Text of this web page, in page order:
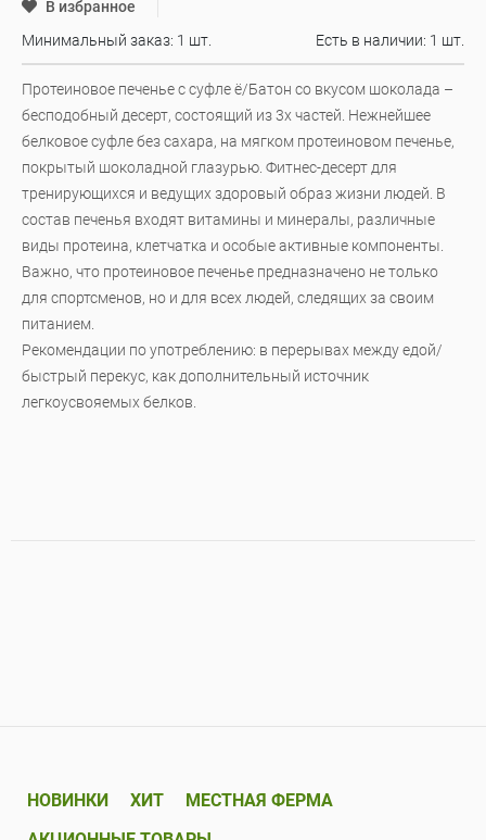
В избранное
Минимальный заказ: 1 шт.
Есть в наличии: 1 шт.
Протеиновое печенье с суфле ё/Батон со вкусом шоколада –
бесподобный десерт, состоящий из 3х частей. Нежнейшее
белковое суфле без сахара, на мягком протеиновом печенье,
покрытый шоколадной глазурью. Фитнес-десерт для
тренирующихся и ведущих здоровый образ жизни людей. В
состав печенья входят витамины и минералы, различные
виды протеина, клетчатка и особые активные компоненты.
Важно, что протеиновое печенье предназначено не только
для спортсменов, но и для всех людей, следящих за своим
питанием.
Рекомендации по употреблению: в перерывах между едой/
быстрый перекус, как дополнительный источник
легкоусвояемых белков.
НОВИНКИ ХИТ
МЕСТНАЯ ФЕРМА